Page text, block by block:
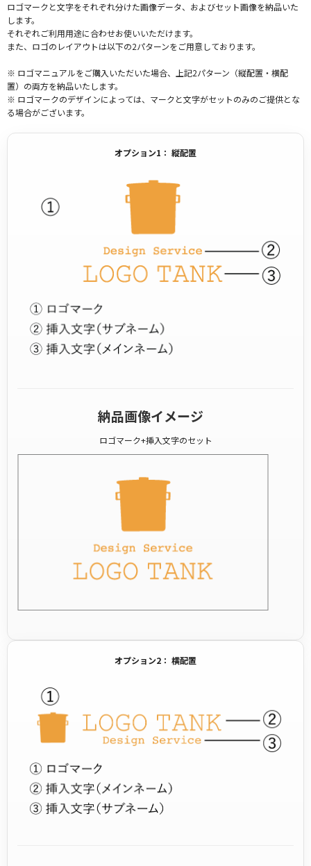
ロゴマークと文字をそれぞれ分けた画像データ、およびセット画像を納品いた
します。
それぞれご利用用途に合わせお使いいただけます。
また、ロゴのレイアウトは以下の2パターンをご用意しております。
※ ロゴマニュアルをご購入いただいた場合、上記2パターン（縦配置・横配
置）の両方を納品いたします。
※ ロゴマークのデザインによっては、マークと文字がセットのみのご提供とな
る場合がございます。
オプション1： 縦配置
納品画像イメージ
ロゴマーク+挿入文字のセット
オプション2： 横配置